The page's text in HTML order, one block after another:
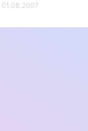
01.08.2007